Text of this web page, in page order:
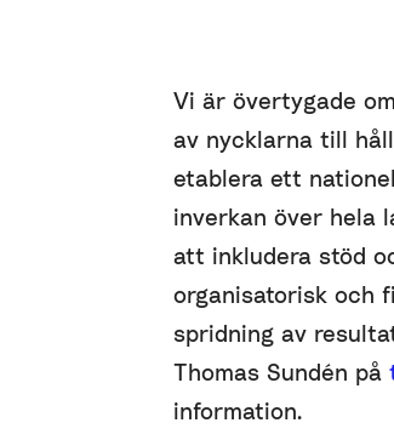
Vi är övertygade
av nycklarna till
etablera ett
inverkan över hela
att inkludera stöd
organisatorisk och
spridning av
Thomas Sundén på
information.